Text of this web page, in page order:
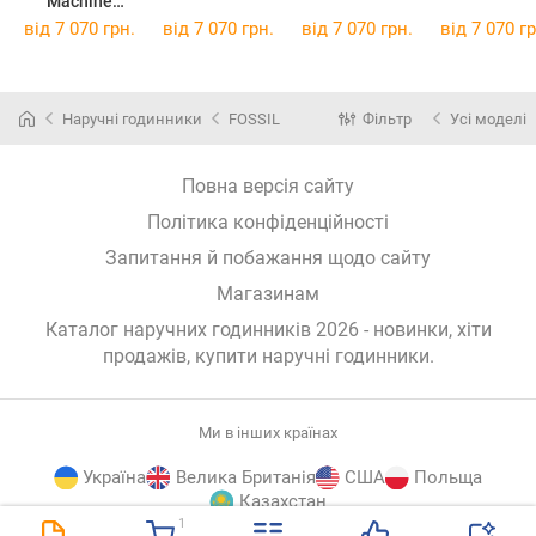
1
FS5920
від 7 070 грн. від 7 070 грн. від 7 070 грн. від 7 070
Наручні годинники FOSSIL Фільтр Усі моделі
Повна версія сайту
Політика конфіденційності
Запитання й побажання щодо сайту
Магазинам
Каталог наручних годинників 2026 - новинки, хіти
продажів, купити наручні годинники.
Ми в інших країнах
Україна Велика Британія США
Польща
Казахстан